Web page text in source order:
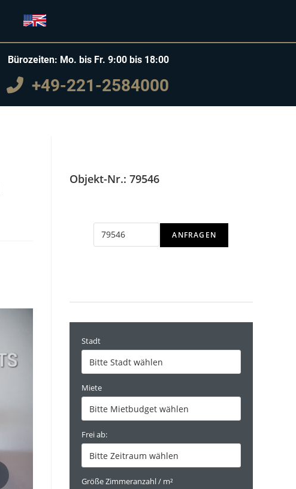
Bürozeiten: Mo. bis Fr. 9:00 bis 18:00
+49-221-2584000
Objekt-Nr.: 79546
ANFRAGEN
Stadt
Miete
Frei ab:
Größe Zimmeranzahl / m²